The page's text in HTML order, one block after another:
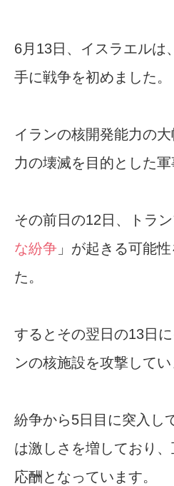
6月13日、イスラエルは
手に戦争を初めました。
イランの核開発能力の
力の壊滅を目的とした軍
その前日の12日、トラ
な紛争 」が起きる可能
た。
するとその翌日の13日
ンの核施設を攻撃してい
紛争から5日目に突入し
は激しさを増しており
応酬となっています。